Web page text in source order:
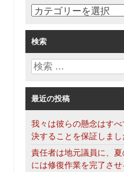
カ
ゴ
リ
ー
検索
検
最近の投稿
我々は彼らの懸念はす
決することを保証しまし
責任者は地元議員に、
には修復作業を完了さ